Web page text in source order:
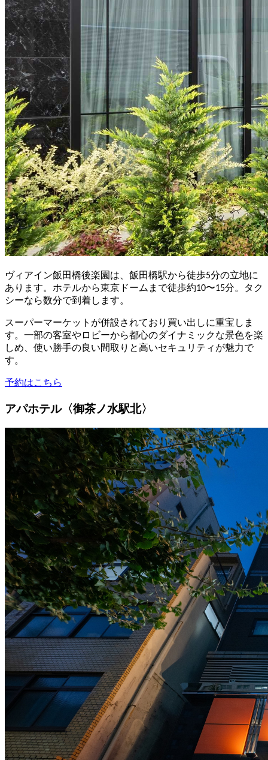
ヴィアイン飯田橋後楽園は、飯田橋駅から徒歩5分の立地に
あります。ホテルから東京ドームまで徒歩約10〜15分。タク
シーなら数分で到着します。
スーパーマーケットが併設されており買い出しに重宝しま
す。一部の客室やロビーから都心のダイナミックな景色を楽
しめ、使い勝手の良い間取りと高いセキュリティが魅力で
す。
予約はこちら
アパホテル〈御茶ノ水駅北〉